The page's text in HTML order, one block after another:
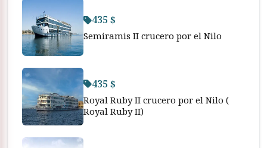
435 $
Semiramis II crucero por el Nilo
435 $
Royal Ruby II crucero por el Nilo (
Royal Ruby II)